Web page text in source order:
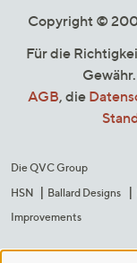
Copyright ©
Für die
AGB, die
Die QVC Group
HSN
Ballard Designs
Improvements